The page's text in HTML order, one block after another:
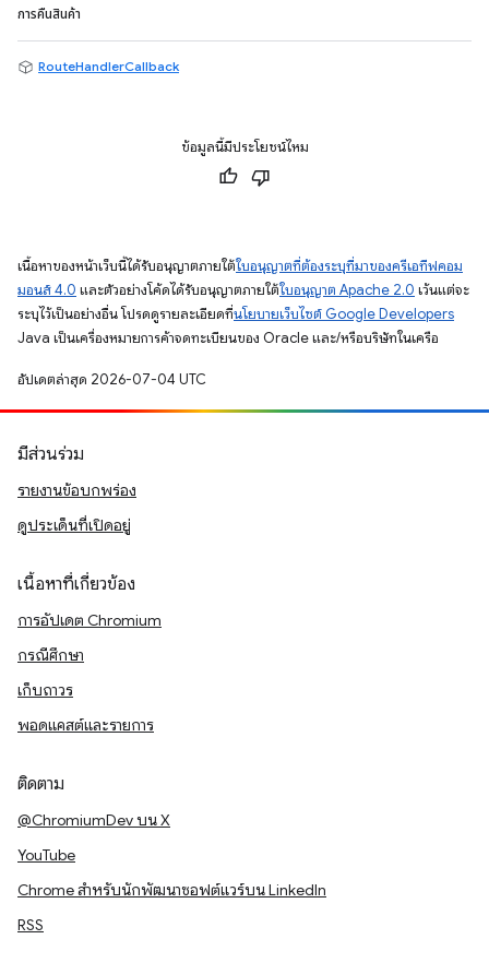
การคืนสินค้า
RouteHandlerCallback
ข้อมูลนี้มีประโยชน์ไหม
เนื้อหาของหน้าเว็บนี้ได้รับอนุญาตภายใต้ใบอนุญาตที่ต้องระบุที่มาของครีเอทีฟคอม
มอนส์ 4.0 และตัวอย่างโค้ดได้รับอนุญาตภายใต้ใบอนุญาต Apache 2.0 เว้นแต่จะ
ระบุไว้เป็นอย่างอื่น โปรดดูรายละเอียดที่นโยบายเว็บไซต์ Google Developers
Java เป็นเครื่องหมายการค้าจดทะเบียนของ Oracle และ/หรือบริษัทในเครือ
อัปเดตล่าสุด 2026-07-04 UTC
มีส่วนร่วม
รายงานข้อบกพร่อง
ดูประเด็นที่เปิดอยู่
เนื้อหาที่เกี่ยวข้อง
การอัปเดต Chromium
กรณีศึกษา
เก็บถาวร
พอดแคสต์และรายการ
ติดตาม
@ChromiumDev บน X
YouTube
Chrome สำหรับนักพัฒนาซอฟต์แวร์บน LinkedIn
RSS